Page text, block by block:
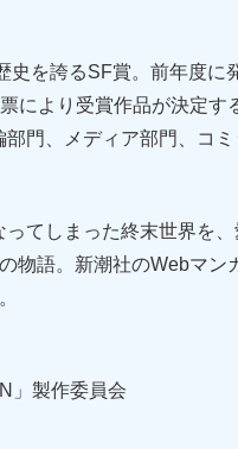
史を誇るSF賞。前年度に
により受賞作品が決定す
門、メディア部門、コミ
てしまった終末世界を
物語。新潮社のWebマン
」製作委員会